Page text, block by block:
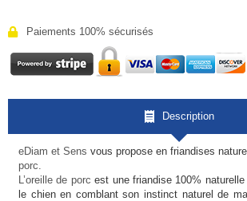
Paiements 100% sécurisés
Description
eDiam et Sens vous propose en friandises
porc.
L’oreille de porcest une friandise 100%
le chien en comblant son instinct naturel de